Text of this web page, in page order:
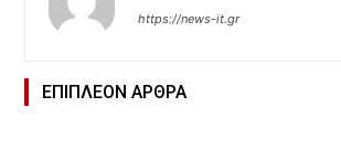
https://news-it.gr
ΕΠΙΠΛΕΟΝ ΑΡΘΡΑ